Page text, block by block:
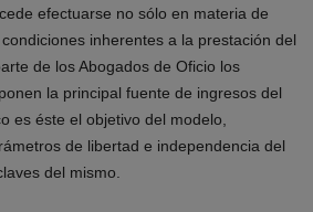
efectuarse no sólo en materia de
inherentes a la prestación del
de los Abogados de Oficio los
la principal fuente de ingresos del
es éste el objetivo del modelo,
de libertad e independencia del
del mismo.